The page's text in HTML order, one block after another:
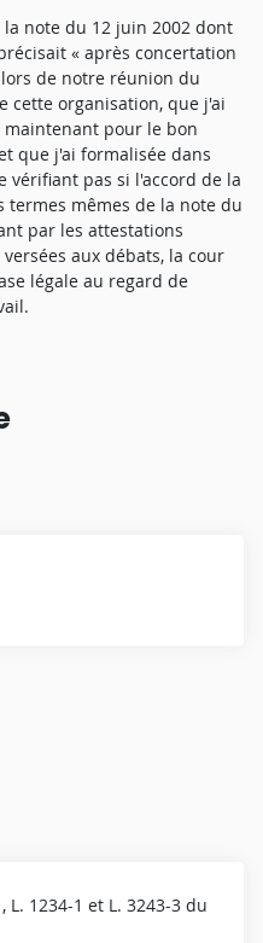
la note du 12 juin 2002 dont
« après concertation
de notre réunion du
cette organisation, que j'ai
pour le bon
que j'ai formalisée dans
vérifiant pas si l'accord de la
mêmes de la note du
par les attestations
aux débats, la cour
légale au regard de
L. 1234-1 et L. 3243-3 du